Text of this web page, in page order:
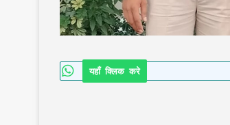
यहाँ क्लिक करे